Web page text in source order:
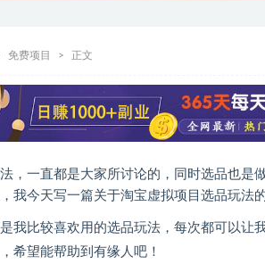
免费项目 正文
，一直都是大家所讨论的，同时选品也是
我今天写一篇关于淘宝虚拟项目选品玩法
我比较喜欢用的选品玩法，每次都可以让
希望能帮助到有缘人吧！